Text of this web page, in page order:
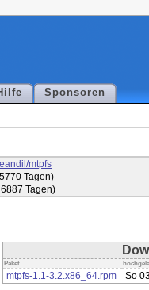
Sponsoren
mtpfs
Tagen)
Tagen)
Paket
mtpfs-1.1-3.2.x86_64.rpm So